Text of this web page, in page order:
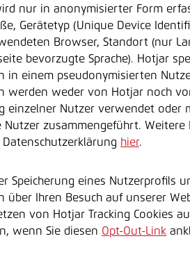
nur in anonymisierter Form
Gerätetyp (Unique Device
Browser, Standort (nur
bevorzugte Sprache). Hotjar
in einem pseudonymisierten
werden weder von Hotjar noch
einzelner Nutzer verwendet oder
Nutzer zusammengeführt.
hier.
Speicherung eines Nutzerprofils
über Ihren Besuch auf unserer
von Hotjar Tracking Cookies
wenn Sie diesen Opt-Out-Link